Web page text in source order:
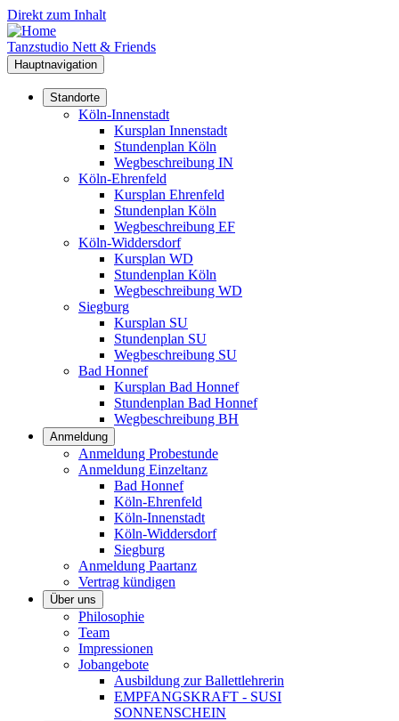
Direkt zum Inhalt
Tanzstudio Nett & Friends
Hauptnavigation
Standorte
Köln-Innenstadt
Kursplan Innenstadt
Stundenplan Köln
Wegbeschreibung IN
Köln-Ehrenfeld
Kursplan Ehrenfeld
Stundenplan Köln
Wegbeschreibung EF
Köln-Widdersdorf
Kursplan WD
Stundenplan Köln
Wegbeschreibung WD
Siegburg
Kursplan SU
Stundenplan SU
Wegbeschreibung SU
Bad Honnef
Kursplan Bad Honnef
Stundenplan Bad Honnef
Wegbeschreibung BH
Anmeldung
Anmeldung Probestunde
Anmeldung Einzeltanz
Bad Honnef
Köln-Ehrenfeld
Köln-Innenstadt
Köln-Widdersdorf
Siegburg
Anmeldung Paartanz
Vertrag kündigen
Über uns
Philosophie
Team
Impressionen
Jobangebote
Ausbildung zur Ballettlehrerin
EMPFANGSKRAFT - SUSI
SONNENSCHEIN